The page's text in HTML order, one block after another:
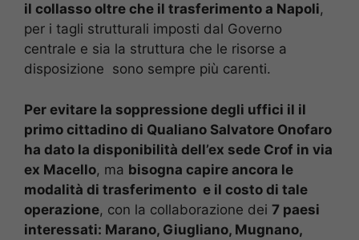
il collasso oltre che il trasferimento a Napoli,
per i tagli strutturali imposti dal Governo
centrale e sia la struttura che le risorse a
disposizione sono sempre più carenti.
Per evitare la soppressione degli uffici il il
primo cittadino di Qualiano Salvatore Onofaro
ha dato la disponibilità dell’ex sede Crof in via
ex Macello, ma bisogna capire ancora le
modalità di trasferimento e il costo di tale
operazione, con la collaborazione dei 7 paesi
interessati: Marano, Giugliano, Mugnano,